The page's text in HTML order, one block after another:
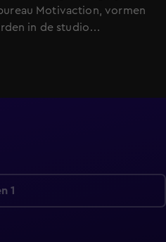
Motivaction, vormen
in de studio
persoonlijkheden. Maar
aan mensen uit de
1